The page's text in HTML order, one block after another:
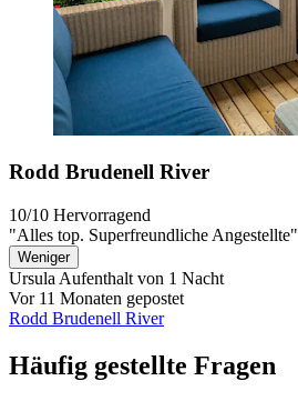
Rodd Brudenell River
10/10 Hervorragend
"Alles top. Superfreundliche Angestellte"
Weniger
Ursula Aufenthalt von 1 Nacht
Vor 11 Monaten gepostet
Rodd Brudenell River
Häufig gestellte Fragen